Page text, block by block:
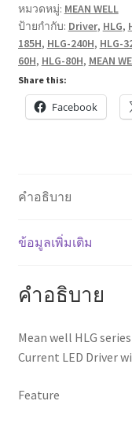
Constant
Voltage
+
Constant
Current
LED
480W
ชิ้น
หมวดหมู่: MEAN WELL
ป้ายกำกับ: Driver, HLG,
185H, HLG-240H, HLG-
60H, HLG-80H, MEAN
Share this:
Facebook
คำอธิบาย
ข้อมูลเพิ่มเติม
คำอธิบาย
Mean well HLG
Current LED Driver
Feature